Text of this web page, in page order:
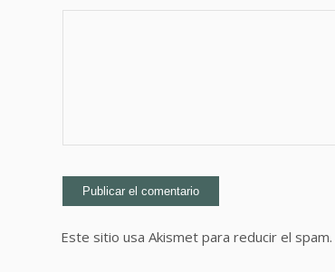
Este sitio usa Akismet para reducir el spam.